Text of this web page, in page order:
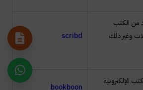
من الكتب
وغير ذلك
scribd
الإلكترونية
bookboon